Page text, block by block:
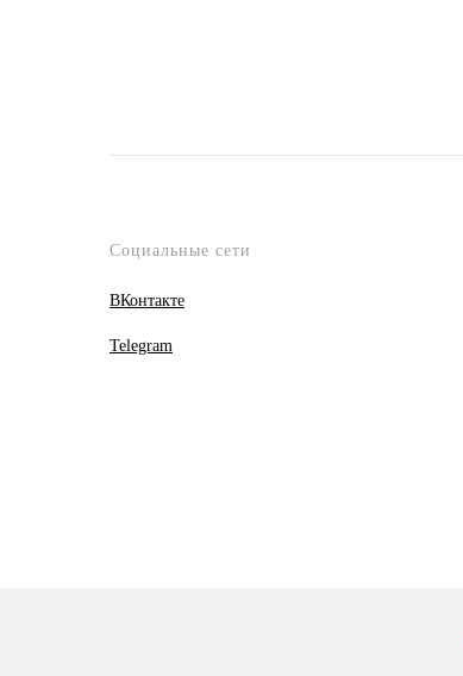
Социальные сети
ВКонтакте
Telegram